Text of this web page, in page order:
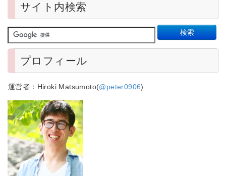
サイト内検索
プロフィール
運営者：Hiroki Matsumoto(@peter0906)